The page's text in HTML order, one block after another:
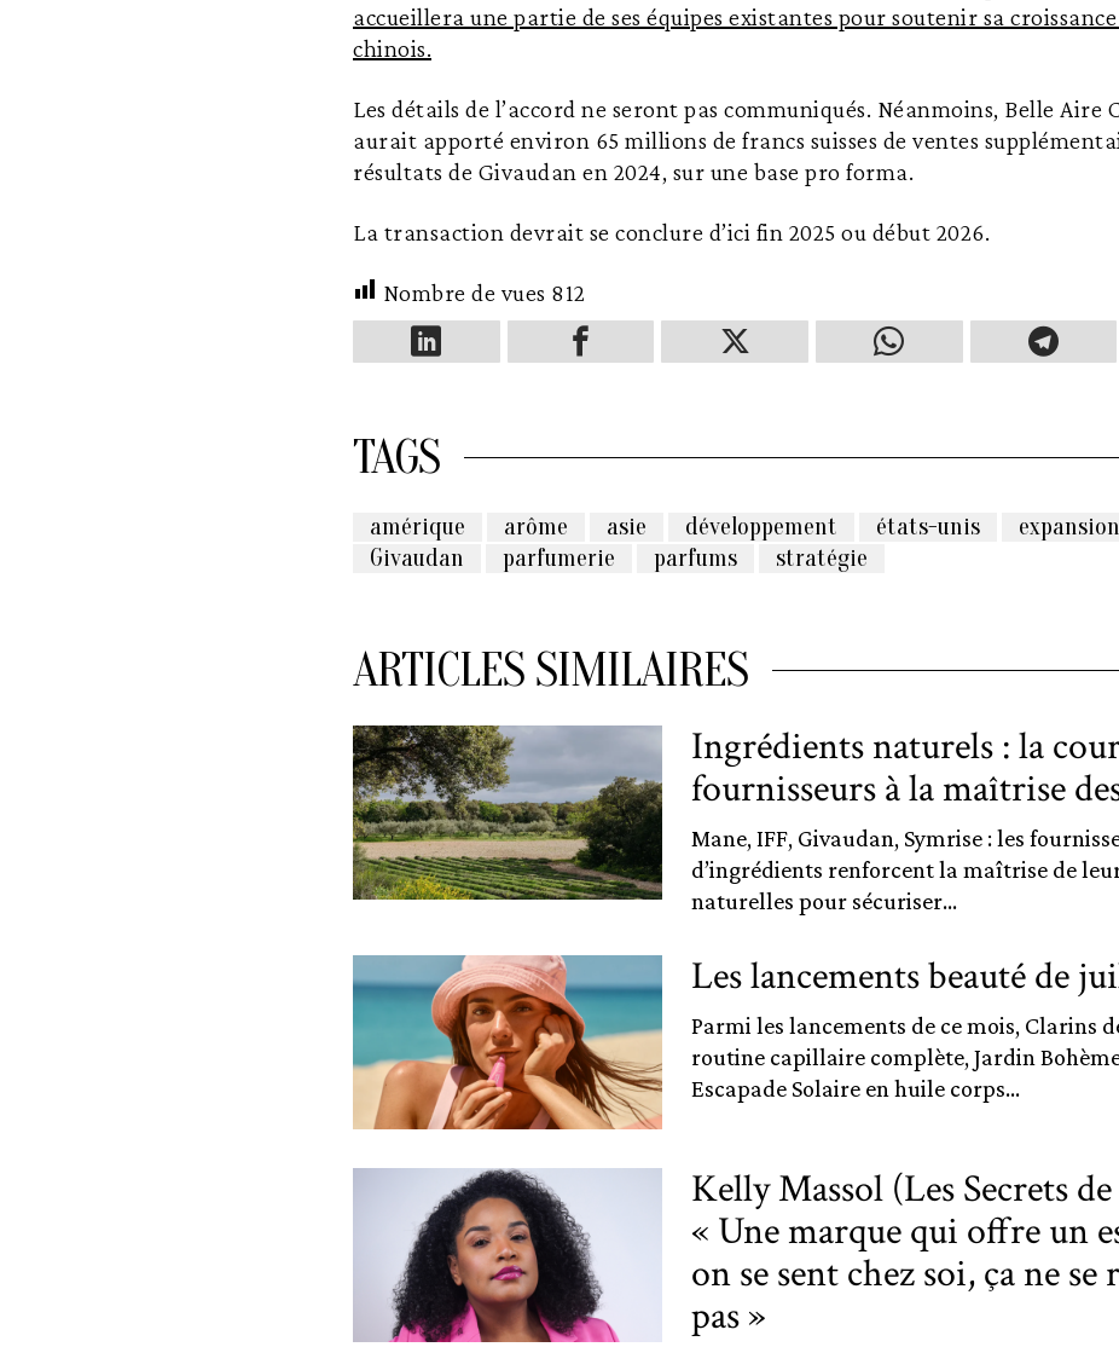
accueillera une partie de ses équipes existantes pour soutenir sa
chinois.
Les détails de l’accord ne seront pas communiqués. Néanmoins, Belle Aire
aurait apporté environ 65 millions de francs suisses de ventes
résultats de Givaudan en 2024, sur une base pro forma.
La transaction devrait se conclure d’ici fin 2025 ou début 2026.
Nombre de vues 812
TAGS
amérique arôme asie développement états-unis
expansion
Givaudan
parfumerie parfums stratégie
ARTICLES SIMILAIRES
Ingrédients naturels : la
fournisseurs à la maîtrise
Mane, IFF, Givaudan, Symrise : les
d’ingrédients renforcent la maîtrise de
naturelles pour sécuriser...
Les lancements beauté de
Parmi les lancements de ce mois, Clarins
routine capillaire complète, Jardin
Escapade Solaire en huile corps...
Kelly Massol (Les Secrets
« Une marque qui offre un
on se sent chez soi, ça ne se
pas »